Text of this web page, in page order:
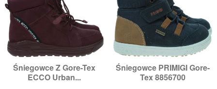
Śniegowce Z Gore-Tex
ECCO Urban...
Śniegowce PRIMIGI Gore-
Tex 8856700